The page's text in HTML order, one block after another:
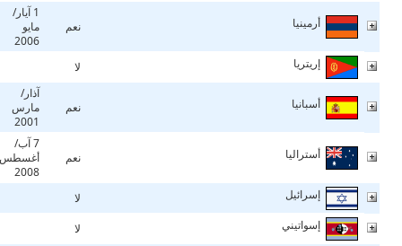
أرمينيا نعم
1 آيار/
مايو
2006
إريتريا
أسبانيا نعم
آذار/
مارس
2001
أستراليا نعم
7 آب/
أغسطس
2008
إسرائيل
إسواتيني